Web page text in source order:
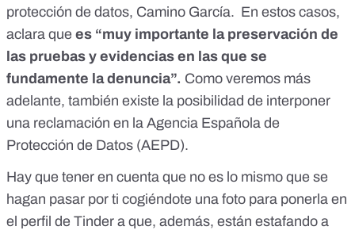
protección de datos, Camino García. En estos casos,
aclara que es “muy importante la preservación de
las pruebas y evidencias en las que se
fundamente la denuncia”. Como veremos más
adelante, también existe la posibilidad de interponer
una reclamación en la Agencia Española de
Protección de Datos (AEPD).
Hay que tener en cuenta que no es lo mismo que se
hagan pasar por ti cogiéndote una foto para ponerla en
el perfil de Tinder a que, además, están estafando a